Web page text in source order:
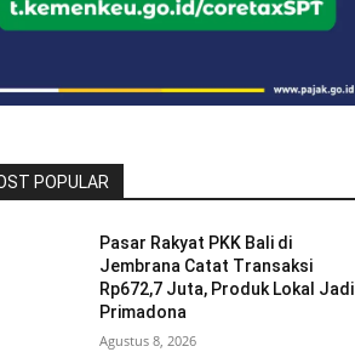
POPULAR
Pasar Rakyat PKK Bali di
Jembrana Catat Transaksi
Rp672,7 Juta, Produk Lokal Jadi
Primadona
Agustus 8, 2026